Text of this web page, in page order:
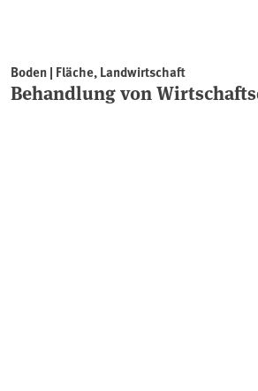
Boden | Fläche, Landwirtschaft
Behandlung von